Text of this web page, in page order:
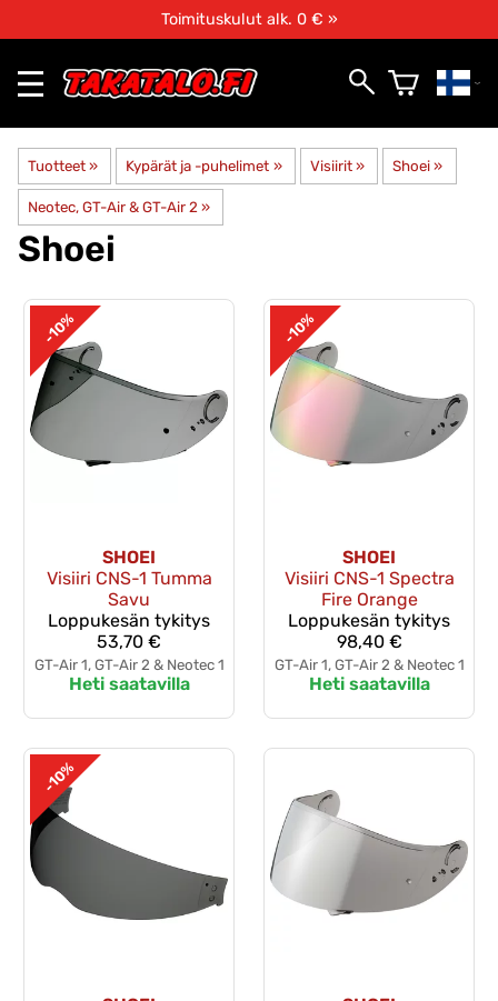
Toimituskulut alk. 0 € »
Tuotteet ‪» Kypärät ja -puhelimet ‪» Visiirit ‪» Shoei ‪»
Neotec, GT-Air & GT-Air 2 ‪»
Shoei
-10%
SHOEI
Visiiri CNS-1 Tumma
Savu
Loppukesän tykitys
53,70 €
GT-Air 1, GT-Air 2 & Neotec 1
Heti saatavilla
-10%
SHOEI
Visiiri CNS-1 Spectra
Fire Orange
Loppukesän tykitys
98,40 €
GT-Air 1, GT-Air 2 & Neotec 1
Heti saatavilla
-10%